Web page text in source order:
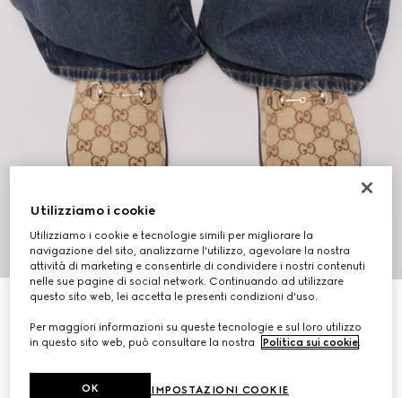
Sabot donna con Morsetto
€ 720
Variantetessuto GG cammello e marrone scuro
Utilizziamo i cookie
Utilizziamo i cookie e tecnologie simili per migliorare la
navigazione del sito, analizzarne l'utilizzo, agevolare la nostra
attività di marketing e consentirle di condividere i nostri contenuti
nelle sue pagine di social network. Continuando ad utilizzare
questo sito web, lei accetta le presenti condizioni d'uso.
Per maggiori informazioni su queste tecnologie e sul loro utilizzo
in questo sito web, può consultare la nostra
Politica sui cookie.
IMPOSTAZIONI COOKIE
OK